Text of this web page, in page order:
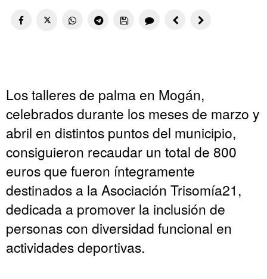
Los talleres de palma en Mogán,
celebrados durante los meses de marzo y
abril en distintos puntos del municipio,
consiguieron recaudar un total de 800
euros que fueron íntegramente
destinados a la Asociación Trisomía21,
dedicada a promover la inclusión de
personas con diversidad funcional en
actividades deportivas.